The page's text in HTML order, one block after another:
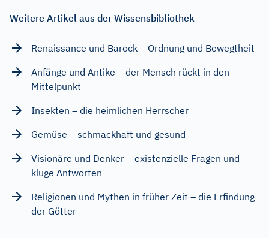
Weitere Artikel aus der Wissensbibliothek
Renaissance und Barock – Ordnung und Bewegtheit
Anfänge und Antike – der Mensch rückt in den
Mittelpunkt
Insekten – die heimlichen Herrscher
Gemüse – schmackhaft und gesund
Visionäre und Denker – existenzielle Fragen und
kluge Antworten
Religionen und Mythen in früher Zeit – die Erfindung
der Götter